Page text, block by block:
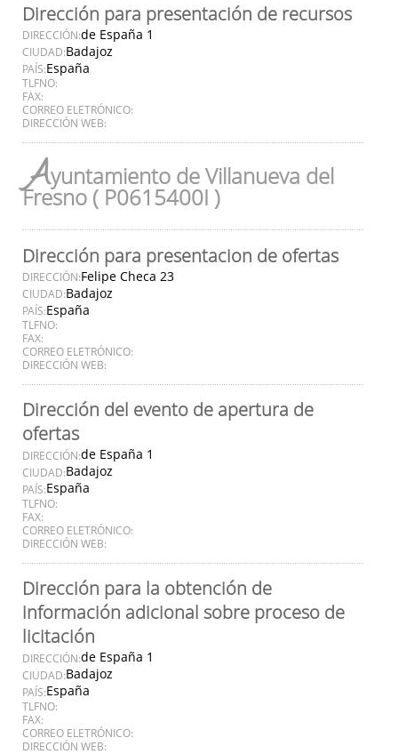
Dirección para presentación de recursos
DIRECCIÓN:de España 1
CIUDAD:Badajoz
PAÍS:España
TLFNO:
FAX:
CORREO ELETRÓNICO:
DIRECCIÓN WEB:
Ayuntamiento de Villanueva del
Fresno ( P0615400I )
Dirección para presentacion de ofertas
DIRECCIÓN:Felipe Checa 23
CIUDAD:Badajoz
PAÍS:España
TLFNO:
FAX:
CORREO ELETRÓNICO:
DIRECCIÓN WEB:
Dirección del evento de apertura de
ofertas
DIRECCIÓN:de España 1
CIUDAD:Badajoz
PAÍS:España
TLFNO:
FAX:
CORREO ELETRÓNICO:
DIRECCIÓN WEB:
Dirección para la obtención de
información adicional sobre proceso de
licitación
DIRECCIÓN:de España 1
CIUDAD:Badajoz
PAÍS:España
TLFNO:
FAX:
CORREO ELETRÓNICO:
DIRECCIÓN WEB: